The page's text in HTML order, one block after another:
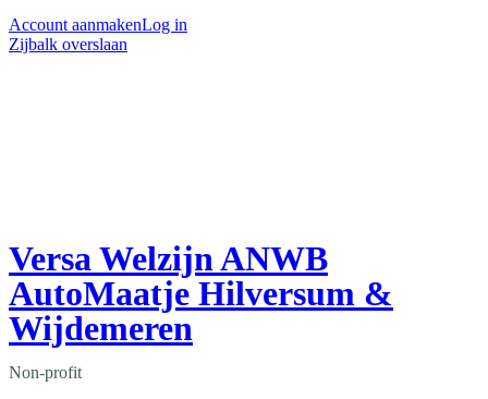
Account aanmakenLog in
Zijbalk overslaan
Versa Welzijn ANWB
AutoMaatje Hilversum &
Wijdemeren
Non-profit